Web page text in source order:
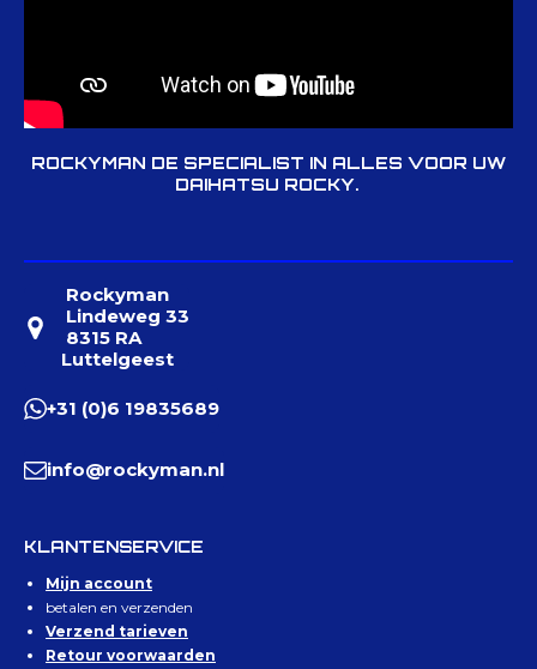
ROCKYMAN DE SPECIALIST IN ALLES VOOR UW
DAIHATSU ROCKY.
Rockyman
Lindeweg 33
8315 RA
Luttelgeest
+31 (0)6 19835689
info@rockyman.nl
KLANTENSERVICE
Mijn account
betalen en verzenden
Verzend tarieven
Retour voorwaarden